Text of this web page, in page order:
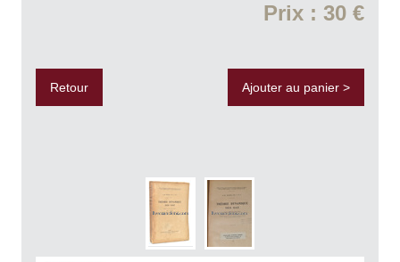
Prix : 30 €
Retour Ajouter au panier >